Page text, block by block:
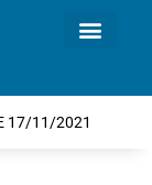
17/11/2021